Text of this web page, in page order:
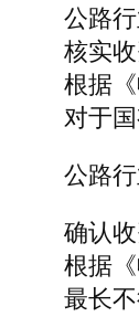
公路
核实
根据
对于
公路
确认
根据
最长不